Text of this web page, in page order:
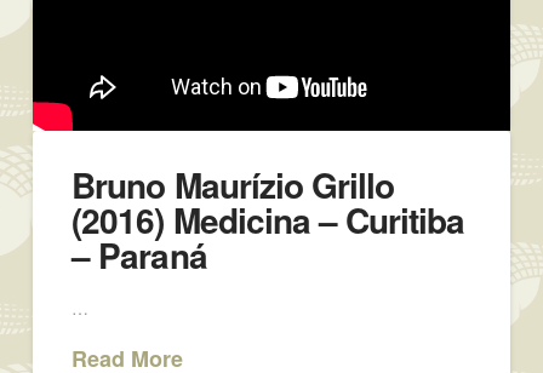
Bruno Maurízio Grillo
(2016) Medicina – Curitiba
– Paraná
…
Read More